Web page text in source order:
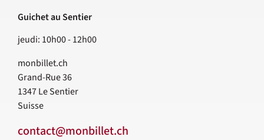
Guichet au Sentier
jeudi: 10h00 - 12h00
monbillet.ch
Grand-Rue 36
1347Le Sentier
Suisse
contact@monbillet.ch